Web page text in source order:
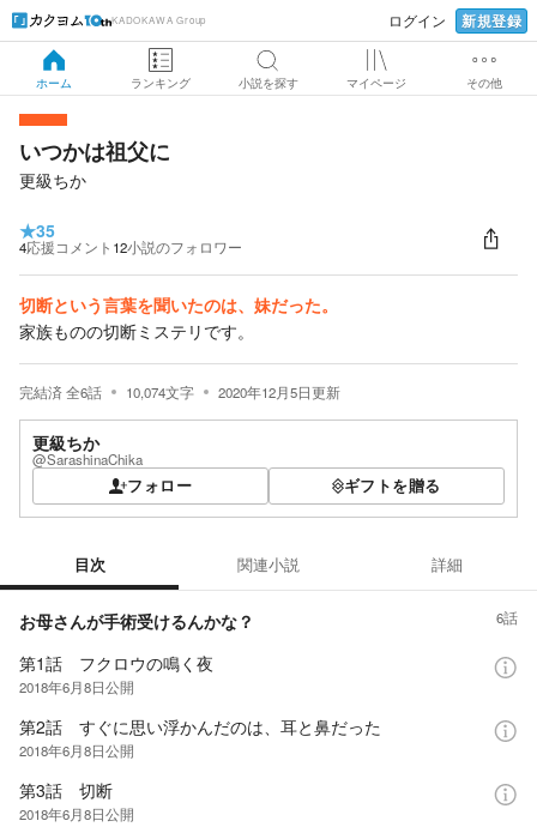
KADOKAWA Group ログイン 新規登録
ホーム ランキング 小説を探す マイページ その他
いつかは祖父に
更級ちか
★35
4応援コメント 12小説のフォロワー
切断という言葉を聞いたのは、妹だった。
家族ものの切断ミステリです。
完結済全6話 10,074文字 2020年12月5日更新
更級ちか
@SarashinaChika
フォロー ギフトを贈る
目次 関連小説 詳細
お母さんが手術受けるんかな？ 6話
第1話 フクロウの鳴く夜
2018年6月8日公開
第2話 すぐに思い浮かんだのは、耳と鼻だった
2018年6月8日公開
第3話 切断
2018年6月8日公開